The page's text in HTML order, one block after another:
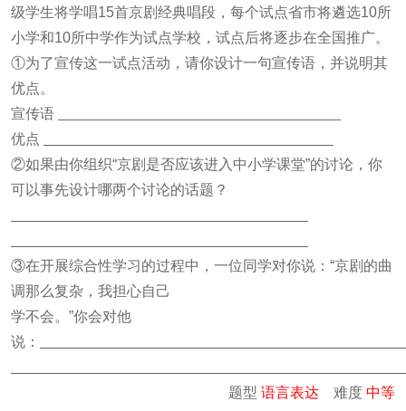
级学生将学唱15首京剧经典唱段，每个试点省市将遴选10所
小学和10所中学作为试点学校，试点后将逐步在全国推广。
①为了宣传这一试点活动，请你设计一句宣传语，并说明其
优点。
宣传语
优点
②如果由你组织“京剧是否应该进入中小学课堂”的讨论，你
可以事先设计哪两个讨论的话题？
③在开展综合性学习的过程中，一位同学对你说：“京剧的曲
调那么复杂，我担心自己
学不会。”你会对他
说：
题型 语言表达 难度 中等